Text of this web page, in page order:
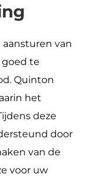
van
goed te
Quinton
het
deze
door
van de
voor uw